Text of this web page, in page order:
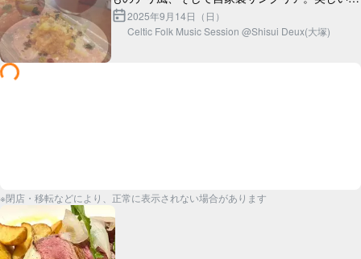
えに美味しい。
2025年9月14日（日）
Celtic Folk Music Session @Shisui Deux(大塚)
※閉店・移転などにより、正常に表示されない場合があります